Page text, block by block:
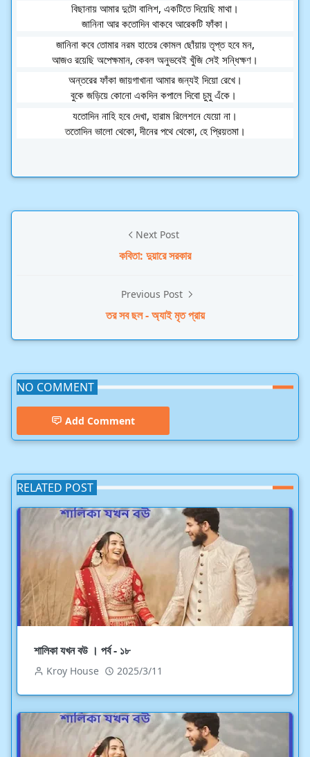
বিছানায় আমার দুটো বালিশ, একটিতে দিয়েছি মাথা।
জানিনা আর কতোদিন থাকবে আরেকটি ফাঁকা।
জানিনা কবে তোমার নরম হাতের কোমল ছোঁয়ায় তৃপ্ত হবে মন,
আজও রয়েছি অপেক্ষমান, কেবল অনুভবেই খুঁজি সেই সন্ধিক্ষণ।
অন্তরের ফাঁকা জায়গাখানা আমার জন্যই দিয়ো রেখে।
বুকে জড়িয়ে কোনো একদিন কপালে দিবো চুমু এঁকে।
যতোদিন নাহি হবে দেখা, হারাম রিলেশনে যেয়ো না।
ততোদিন ভালো থেকো, দীনের পথে থেকো, হে প্রিয়তমা।
Next Post
কবিতা: দুয়ারে সরকার
Previous Post
তর সব ছল - অ্যাই মৃত প্রায়
NO COMMENT
Add Comment
RELATED POST
শালিকা যখন বউ । পর্ব - ১৮
Kroy House 2025/3/11